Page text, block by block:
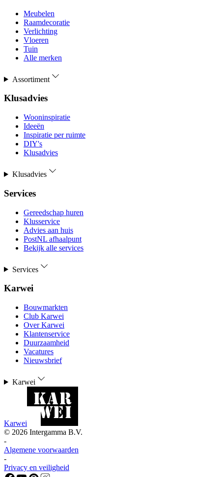
Meubelen
Raamdecoratie
Verlichting
Vloeren
Tuin
Alle merken
Assortiment
Klusadvies
Wooninspiratie
Ideeën
Inspiratie per ruimte
DIY's
Klusadvies
Klusadvies
Services
Gereedschap huren
Klusservice
Advies aan huis
PostNL afhaalpunt
Bekijk alle services
Services
Karwei
Bouwmarkten
Club Karwei
Over Karwei
Klantenservice
Duurzaamheid
Vacatures
Nieuwsbrief
Karwei
Karwei
© 2026 Intergamma B.V.
-
Algemene voorwaarden
-
Privacy en veiligheid